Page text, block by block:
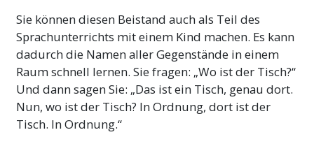
Sie können diesen Beistand auch als Teil des
Sprachunterrichts mit einem Kind machen. Es kann
dadurch die Namen aller Gegenstände in einem
Raum schnell lernen. Sie fragen: „Wo ist der Tisch?“
Und dann sagen Sie: „Das ist ein Tisch, genau dort.
Nun, wo ist der Tisch? In Ordnung, dort ist der
Tisch. In Ordnung.“